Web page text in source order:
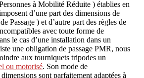
à Mobilité Réduite ) établies en
d’une part des dimensions de
Passage ) et d’autre part des règles de
avec toute forme de
le cas d’une installation dans un
une obligation de passage PMR, nous
aux tourniquets tripodes un
ou motorisé. Son mode de
sont parfaitement adaptées à